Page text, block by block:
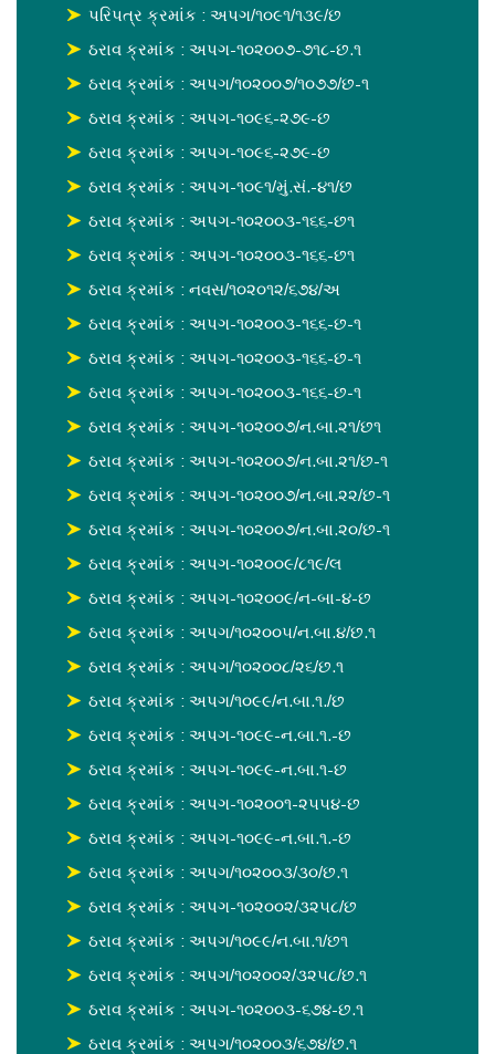
પરિપત્ર ક્રમાંક : અપગ/૧૦૯૧/૧૩૯/છ
ઠરાવ ક્રમાંક : અપગ-૧૦૨૦૦૭-૭૧૮-છ.૧
ઠરાવ ક્રમાંક : અપગ/૧૦૨૦૦૭/૧૦૭૭/છ-૧
ઠરાવ ક્રમાંક : અપગ-૧૦૯૬-૨૭૯-છ
ઠરાવ ક્રમાંક : અપગ-૧૦૯૬-૨૭૯-છ
ઠરાવ ક્રમાંક : અપગ-૧૦૯૧/મું.સં.-૪૧/છ
ઠરાવ ક્રમાંક : અપગ-૧૦૨૦૦૩-૧૬૬-છ૧
ઠરાવ ક્રમાંક : અપગ-૧૦૨૦૦૩-૧૬૬-છ૧
ઠરાવ ક્રમાંક : નવસ/૧૦૨૦૧૨/૬૭૪/અ
ઠરાવ ક્રમાંક : અપગ-૧૦૨૦૦૩-૧૬૬-છ-૧
ઠરાવ ક્રમાંક : અપગ-૧૦૨૦૦૩-૧૬૬-છ-૧
ઠરાવ ક્રમાંક : અપગ-૧૦૨૦૦૩-૧૬૬-છ-૧
ઠરાવ ક્રમાંક : અપગ-૧૦૨૦૦૭/ન.બા.૨૧/છ૧
ઠરાવ ક્રમાંક : અપગ-૧૦૨૦૦૭/ન.બા.૨૧/છ-૧
ઠરાવ ક્રમાંક : અપગ-૧૦૨૦૦૭/ન.બા.૨૨/છ-૧
ઠરાવ ક્રમાંક : અપગ-૧૦૨૦૦૭/ન.બા.૨૦/છ-૧
ઠરાવ ક્રમાંક : અપગ-૧૦૨૦૦૯/૮૧૯/લ
ઠરાવ ક્રમાંક : અપગ-૧૦૨૦૦૯/ન-બા-૪-છ
ઠરાવ ક્રમાંક : અપગ/૧૦૨૦૦૫/ન.બા.૪/છ.૧
ઠરાવ ક્રમાંક : અપગ/૧૦૨૦૦૮/૨૬/છ.૧
ઠરાવ ક્રમાંક : અપગ/૧૦૯૯/ન.બા.૧./છ
ઠરાવ ક્રમાંક : અપગ-૧૦૯૯-ન.બા.૧.-છ
ઠરાવ ક્રમાંક : અપગ-૧૦૯૯-ન.બા.૧-છ
ઠરાવ ક્રમાંક : અપગ-૧૦૨૦૦૧-૨૫૫૪-છ
ઠરાવ ક્રમાંક : અપગ-૧૦૯૯-ન.બા.૧.-છ
ઠરાવ ક્રમાંક : અપગ/૧૦૨૦૦૩/૩૦/છ.૧
ઠરાવ ક્રમાંક : અપગ-૧૦૨૦૦૨/૩૨૫૮/છ
ઠરાવ ક્રમાંક : અપગ/૧૦૯૯/ન.બા.૧/છ૧
ઠરાવ ક્રમાંક : અપગ/૧૦૨૦૦૨/૩૨૫૮/છ.૧
ઠરાવ ક્રમાંક : અપગ-૧૦૨૦૦૩-૬૭૪-છ.૧
ઠરાવ ક્રમાંક : અપગ/૧૦૨૦૦૩/૬૭૪/છ.૧